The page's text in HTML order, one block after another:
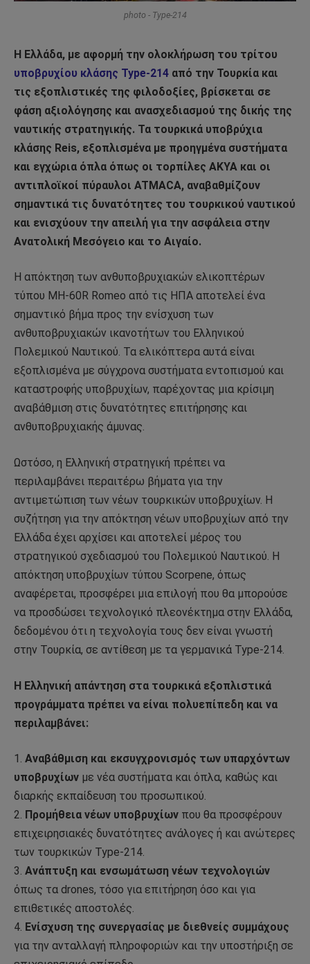
photo - Type-214
Η Ελλάδα, με αφορμή την ολοκλήρωση του τρίτου
υποβρυχίου κλάσης Type-214 από την Τουρκία και
τις εξοπλιστικές της φιλοδοξίες, βρίσκεται σε
φάση αξιολόγησης και ανασχεδιασμού της δικής της
ναυτικής στρατηγικής. Τα τουρκικά υποβρύχια
κλάσης Reis, εξοπλισμένα με προηγμένα συστήματα
και εγχώρια όπλα όπως οι τορπίλες AKYA και οι
αντιπλοϊκοί πύραυλοι ATMACA, αναβαθμίζουν
σημαντικά τις δυνατότητες του τουρκικού ναυτικού
και ενισχύουν την απειλή για την ασφάλεια στην
Ανατολική Μεσόγειο και το Αιγαίο.
Η απόκτηση των ανθυποβρυχιακών ελικοπτέρων
τύπου MH-60R Romeo από τις ΗΠΑ αποτελεί ένα
σημαντικό βήμα προς την ενίσχυση των
ανθυποβρυχιακών ικανοτήτων του Ελληνικού
Πολεμικού Ναυτικού. Τα ελικόπτερα αυτά είναι
εξοπλισμένα με σύγχρονα συστήματα εντοπισμού και
καταστροφής υποβρυχίων, παρέχοντας μια κρίσιμη
αναβάθμιση στις δυνατότητες επιτήρησης και
ανθυποβρυχιακής άμυνας.
Ωστόσο, η Ελληνική στρατηγική πρέπει να
περιλαμβάνει περαιτέρω βήματα για την
αντιμετώπιση των νέων τουρκικών υποβρυχίων. Η
συζήτηση για την απόκτηση νέων υποβρυχίων από την
Ελλάδα έχει αρχίσει και αποτελεί μέρος του
στρατηγικού σχεδιασμού του Πολεμικού Ναυτικού. Η
απόκτηση υποβρυχίων τύπου Scorpene, όπως
αναφέρεται, προσφέρει μια επιλογή που θα μπορούσε
να προσδώσει τεχνολογικό πλεονέκτημα στην Ελλάδα,
δεδομένου ότι η τεχνολογία τους δεν είναι γνωστή
στην Τουρκία, σε αντίθεση με τα γερμανικά Type-214.
Η Ελληνική απάντηση στα τουρκικά εξοπλιστικά
προγράμματα πρέπει να είναι πολυεπίπεδη και να
περιλαμβάνει:
1. Αναβάθμιση και εκσυγχρονισμός των υπαρχόντων
υποβρυχίων με νέα συστήματα και όπλα, καθώς και
διαρκής εκπαίδευση του προσωπικού.
2. Προμήθεια νέων υποβρυχίων που θα προσφέρουν
επιχειρησιακές δυνατότητες ανάλογες ή και ανώτερες
των τουρκικών Type-214.
3. Ανάπτυξη και ενσωμάτωση νέων τεχνολογιών
όπως τα drones, τόσο για επιτήρηση όσο και για
επιθετικές αποστολές.
4. Ενίσχυση της συνεργασίας με διεθνείς συμμάχους
για την ανταλλαγή πληροφοριών και την υποστήριξη σε